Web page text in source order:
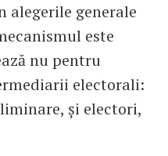
alegerile generale
este
nu pentru
electorali:
şi electori,